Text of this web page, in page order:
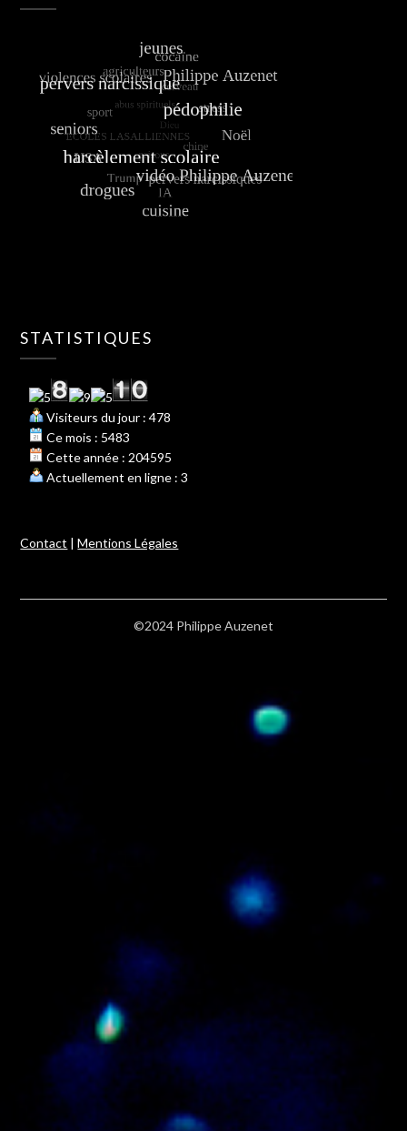
STATISTIQUES
Visiteurs du jour : 478
Ce mois : 5483
Cette année : 204595
Actuellement en ligne : 3
Contact |Mentions Légales
©2024 Philippe Auzenet